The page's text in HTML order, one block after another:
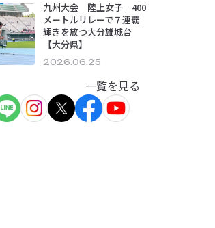
九州大会 陸上女子 400
メートルリレーで７連覇
輝きを放つ大分雄城台
【大分県】
2026.06.25
一覧を見る